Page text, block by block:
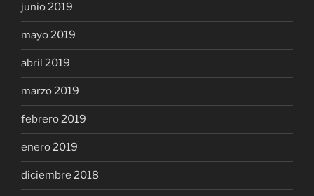
junio 2019
mayo 2019
abril 2019
marzo 2019
febrero 2019
enero 2019
diciembre 2018